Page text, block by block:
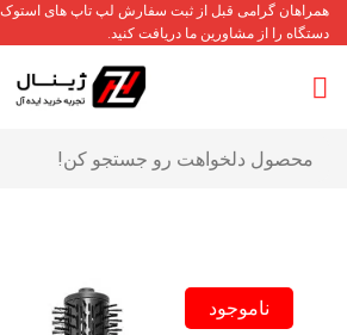
Skip
to
content
همراهان گرامی قبل از ثبت سفارش لپ تاپ های
دستگاه را از مشاورین ما دریافت کنید.
ناموجود